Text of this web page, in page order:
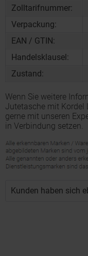
Zolltarifnummer:
Verpackung:
EAN / GTIN:
Handelsklausel:
Zustand:
Wenn Sie weitere
Jutetasche mit Kordel
gerne mit unseren
in Verbindung setzen.
Kunden haben sich